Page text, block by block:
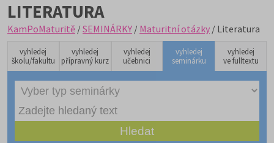
LITERATURA
KamPoMaturitě /SEMINÁRKY / Maturitní otázky / Literatura
vyhledej
školu/fakultu
vyhledej
přípravný kurz
vyhledej
učebnici
vyhledej
seminárku
vyhledej
ve fulltextu